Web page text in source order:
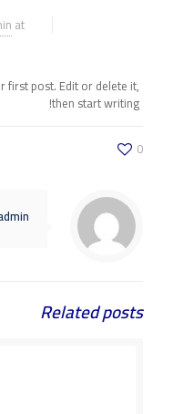
at
first post. Edit or delete it,
then start writing!
0
Related posts